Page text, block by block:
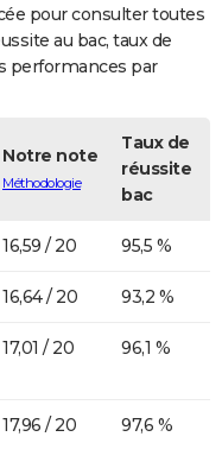
pour consulter toutes
au bac, taux de
performances par
Notre note
Méthodologie
Taux de
réussite
bac
16,59 / 20 95,5 %
16,64 / 20 93,2 %
17,01 / 20 96,1 %
17,96 / 20 97,6 %